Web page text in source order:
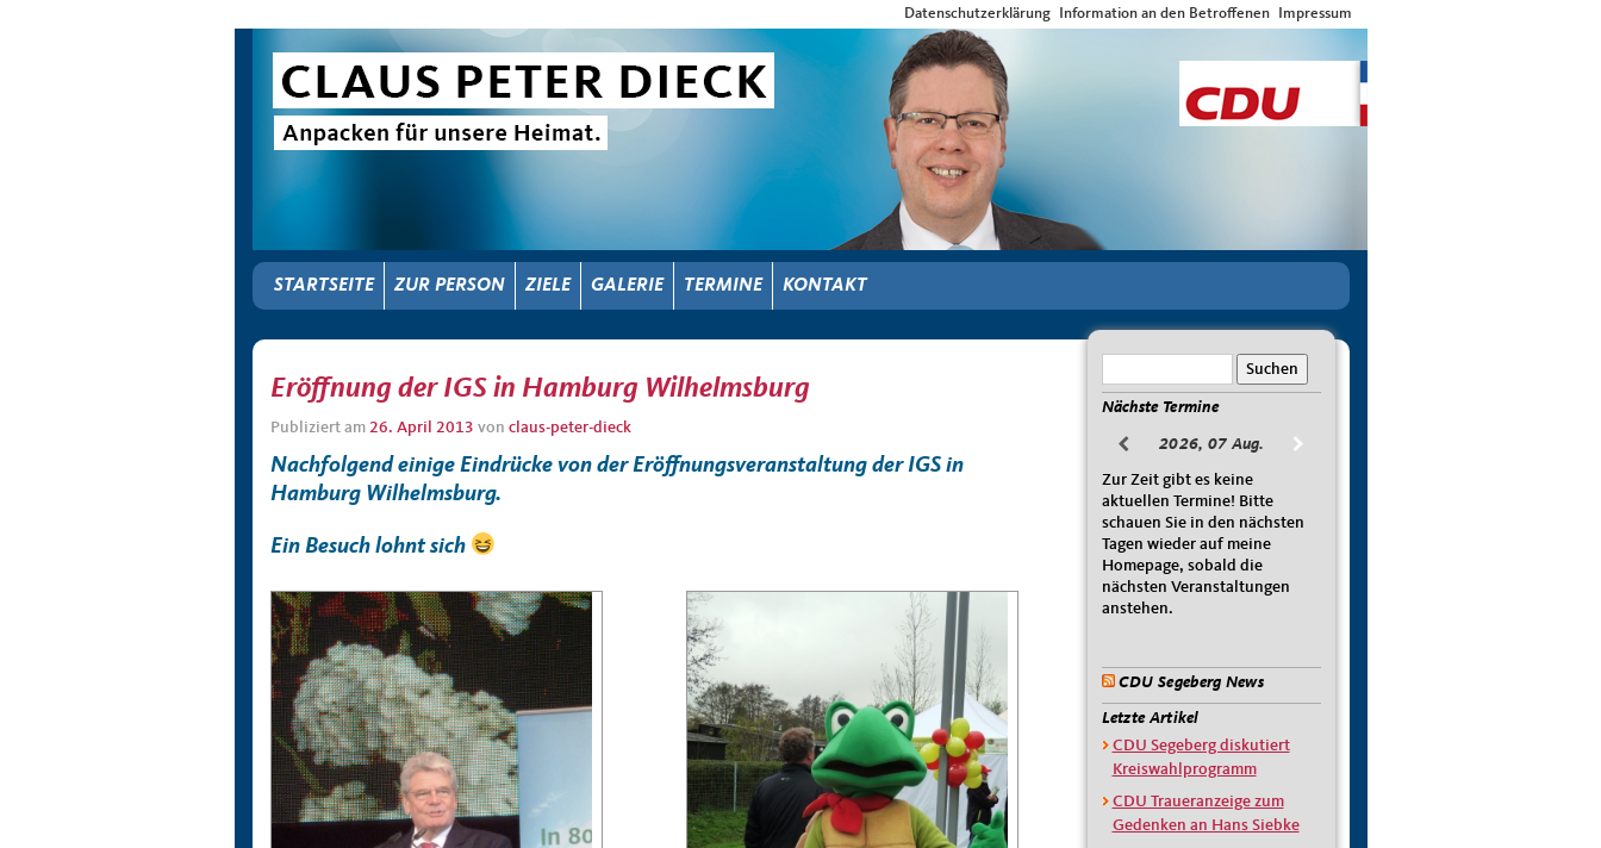
Datenschutzerklärung Information an den Betroffenen Impressum
STARTSEITE ZUR PERSON ZIELE GALERIE TERMINE KONTAKT
Eröffnung der IGS in Hamburg Wilhelmsburg
Publiziert am 26. April 2013 von claus-peter-dieck
Nachfolgend einige Eindrücke von der Eröffnungsveranstaltung der IGS in
Hamburg Wilhelmsburg.
Ein Besuch lohnt sich
Nächste Termine
2026, 07 Aug.
Zur Zeit gibt es keine
aktuellen Termine! Bitte
schauen Sie in den nächsten
Tagen wieder auf meine
Homepage, sobald die
nächsten Veranstaltungen
anstehen.
CDU Segeberg News
Letzte Artikel
CDU Segeberg diskutiert
Kreiswahlprogramm
CDU Traueranzeige zum
Gedenken an Hans Siebke